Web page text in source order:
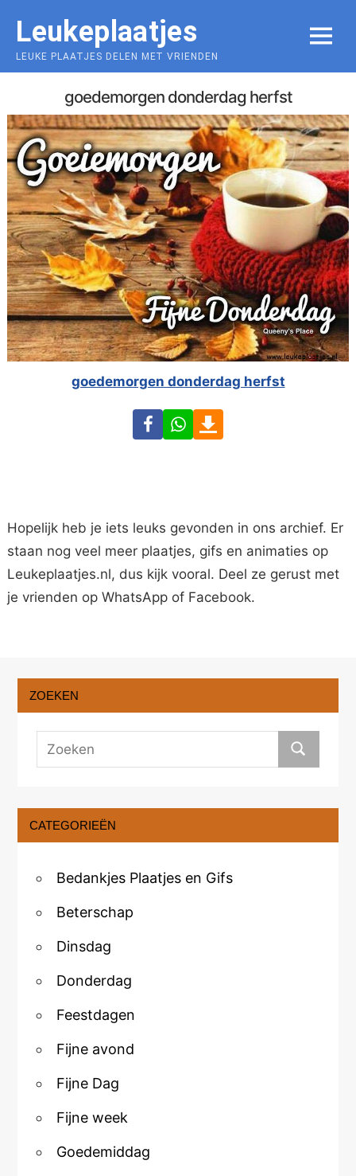
content
Leukeplaatjes
LEUKE PLAATJES DELEN MET VRIENDEN
MENU
goedemorgen donderdag herfst
goedemorgen donderdag herfst
FacebookWhatsApp
Hopelijk heb je iets leuks gevonden in ons archief. Er
staan nog veel meer plaatjes, gifs en animaties op
Leukeplaatjes.nl, dus kijk vooral. Deel ze gerust met
je vrienden op WhatsApp of Facebook.
ZOEKEN
CATEGORIEËN
Bedankjes Plaatjes en Gifs
Beterschap
Dinsdag
Donderdag
Feestdagen
Fijne avond
Fijne Dag
Fijne week
Goedemiddag